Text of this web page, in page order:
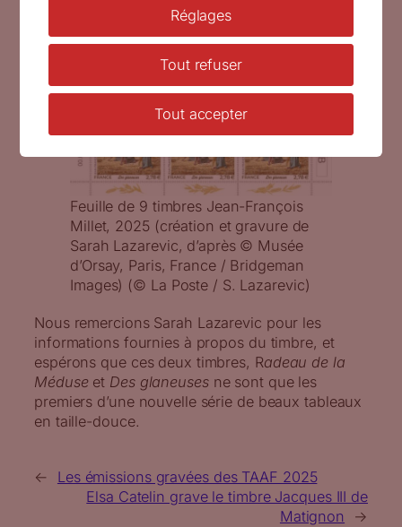
Feuille de 9 timbres Jean-François
Millet, 2025 (création et gravure de
Sarah Lazarevic, d’après © Musée
d’Orsay, Paris, France / Bridgeman
Images) (© La Poste / S. Lazarevic)
Nous remercions Sarah Lazarevic pour les
informations fournies à propos du timbre, et
espérons que ces deux timbres, Radeau de la
Méduse et Des glaneuses ne sont que les
premiers d’une nouvelle série de beaux tableaux
en taille-douce.
←
Les émissions gravées des TAAF 2025
Elsa Catelin grave le timbre Jacques III de
Matignon
→
Réglages
Tout refuser
Tout accepter